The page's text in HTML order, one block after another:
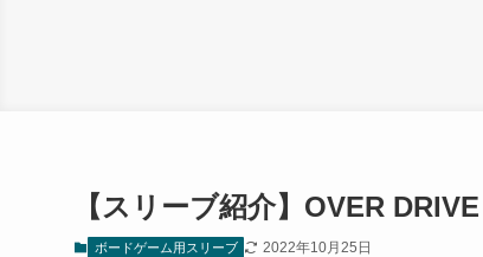
【スリーブ紹介】OVER
ボードゲーム用スリーブ 2022年10月25日